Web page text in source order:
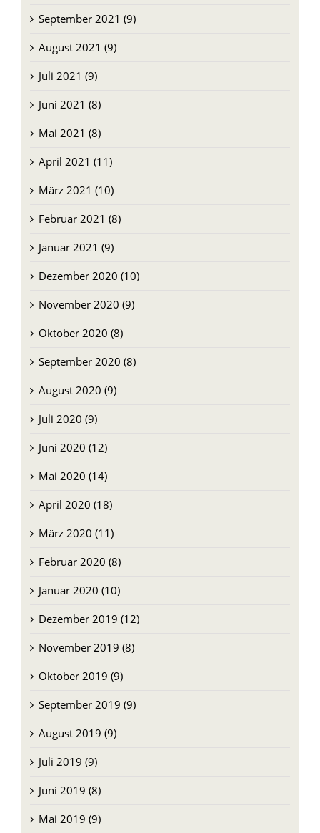
September 2021 (9)
August 2021 (9)
Juli 2021 (9)
Juni 2021 (8)
Mai 2021 (8)
April 2021 (11)
März 2021 (10)
Februar 2021 (8)
Januar 2021 (9)
Dezember 2020 (10)
November 2020 (9)
Oktober 2020 (8)
September 2020 (8)
August 2020 (9)
Juli 2020 (9)
Juni 2020 (12)
Mai 2020 (14)
April 2020 (18)
März 2020 (11)
Februar 2020 (8)
Januar 2020 (10)
Dezember 2019 (12)
November 2019 (8)
Oktober 2019 (9)
September 2019 (9)
August 2019 (9)
Juli 2019 (9)
Juni 2019 (8)
Mai 2019 (9)